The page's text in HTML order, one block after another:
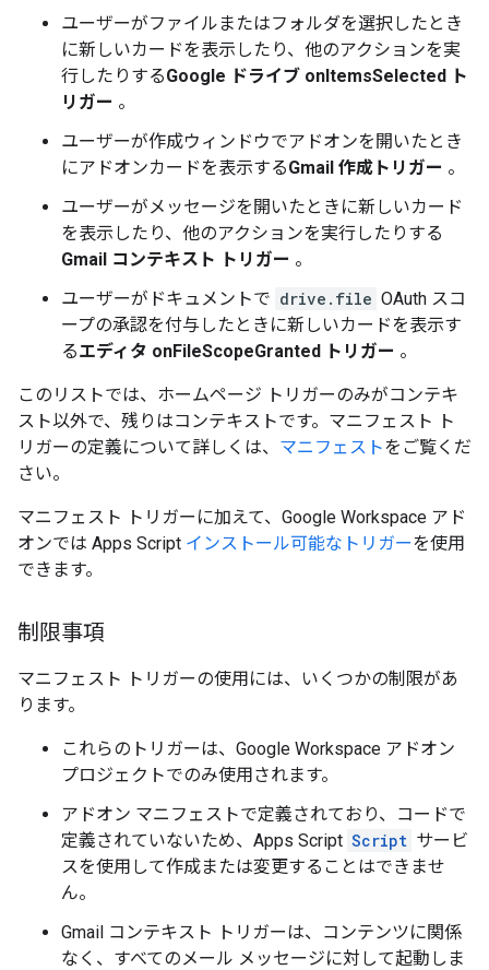
ユーザーがファイルまたはフォルダを選択したとき
に新しいカードを表示したり、他のアクションを実
行したりするGoogle ドライブ onItemsSelected ト
リガー 。
ユーザーが作成ウィンドウでアドオンを開いたとき
にアドオンカードを表示するGmail 作成トリガー 。
ユーザーがメッセージを開いたときに新しいカード
を表示したり、他のアクションを実行したりする
Gmail コンテキスト トリガー 。
ユーザーがドキュメントで drive.file OAuth スコ
ープの承認を付与したときに新しいカードを表示す
るエディタ onFileScopeGranted トリガー 。
このリストでは、ホームページ トリガーのみがコンテキ
スト以外で、残りはコンテキストです。マニフェスト ト
リガーの定義について詳しくは、 マニフェストをご覧くだ
さい。
マニフェスト トリガーに加えて、Google Workspace アド
オンでは Apps Script インストール可能なトリガーを使用
できます。
制限事項
マニフェスト トリガーの使用には、いくつかの制限があ
ります。
これらのトリガーは、Google Workspace アドオン
プロジェクトでのみ使用されます。
アドオン マニフェストで定義されており、コードで
定義されていないため、Apps Script Script サービ
スを使用して作成または変更することはできませ
ん。
Gmail コンテキスト トリガーは、コンテンツに関係
なく、すべてのメール メッセージに対して起動しま